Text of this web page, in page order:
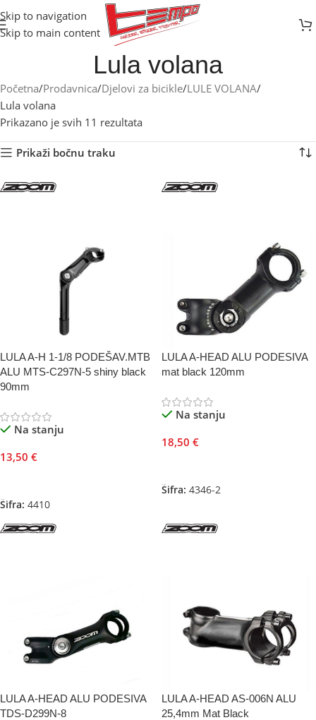
Skip to navigation
Skip to main content
Lula volana
Početna Prodavnica Djelovi za bicikle LULE VOLANA
Lula volana
Prikazano je svih 11 rezultata
Prikaži bočnu traku
LULA A-H 1-1/8 PODEŠAV.MTB
ALU MTS-C297N-5 shiny black
90mm
Na stanju
13,50 €
Šifra: 4410
LULA A-HEAD ALU PODESIVA
mat black 120mm
Na stanju
18,50 €
Šifra: 4346-2
LULA A-HEAD ALU PODESIVA
TDS-D299N-8
LULA A-HEAD AS-006N ALU
25,4mm Mat Black